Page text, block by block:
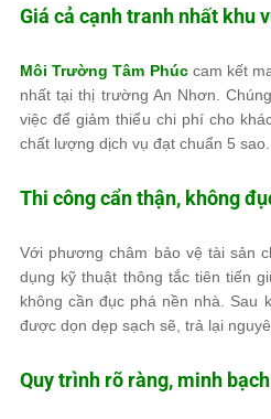
Giá cả cạnh tranh nhất khu
Môi Trường Tâm Phúccam kết
nhất tại thị trường An Nhơn.
việc để giảm thiểu chi phí cho
chất lượng dịch vụ đạt chuẩn 5 sao.
Thi công cẩn thận, không
Với phương châm bảo vệ tài sản
dụng kỹ thuật thông tắc tiên tiến
không cần đục phá nền nhà. Sau
được dọn dẹp sạch sẽ, trả lại
Quy trình rõ ràng, minh bạch